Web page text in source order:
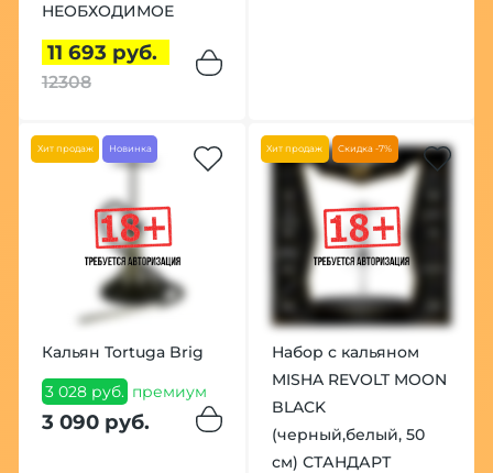
НЕОБХОДИМОЕ
11 693 руб.
12308
Хит продаж Новинка
Кальян Tortuga Brig
3 028 руб. премиум
3 090 руб.
Хит продаж Скидка -7%
Набор с кальяном
MISHA REVOLT MOON
BLACK
(черный,белый, 50
см) СТАНДАРТ